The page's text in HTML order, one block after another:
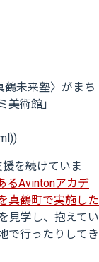
鶴未来塾〉がまち
術館」
を続けていま
るAvintonアカデ
真鶴町で実施した
見学し、抱えてい
で行ったりしてき